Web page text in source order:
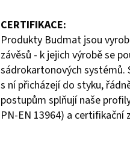
CERTIFIKACE:
Produkty Budmat jsou
závěsů - k jejich výrobě se
sádrokartonových systémů.
s ní přicházejí do styku,
postupům splňují naše
PN-EN 13964) a certifikační